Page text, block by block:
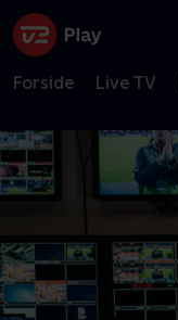
Forside Live TV